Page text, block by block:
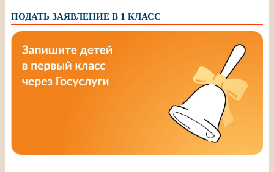
ПОДАТЬ ЗАЯВЛЕНИЕ В 1 КЛАСС